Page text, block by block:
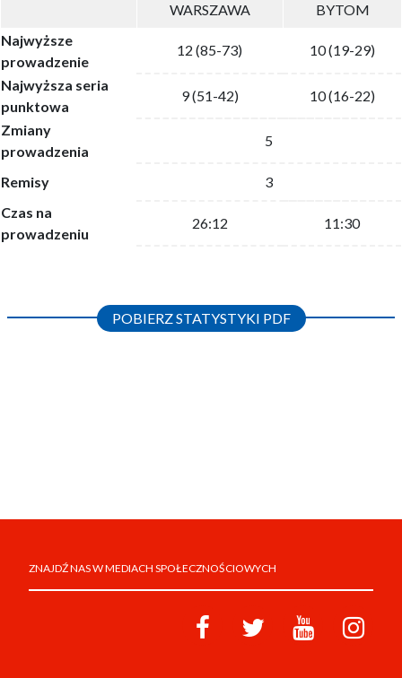
WARSZAWA
BYTOM
Najwyższe
prowadzenie
12 (85-73) 10 (19-29)
Najwyższa seria
punktowa
9 (51-42)
10 (16-22)
Zmiany
prowadzenia
5
Remisy
3
Czas na
prowadzeniu
26:12 11:30
POBIERZ STATYSTYKI PDF
ZNAJDŹ NAS W MEDIACH SPOŁECZNOŚCIOWYCH